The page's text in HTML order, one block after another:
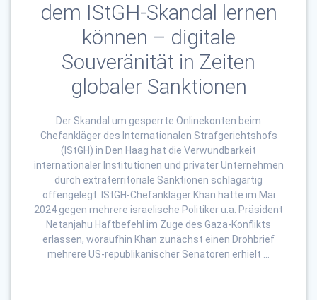
dem IStGH-Skandal lernen
können – digitale
Souveränität in Zeiten
globaler Sanktionen
Der Skandal um gesperrte Onlinekonten beim
Chefankläger des Internationalen Strafgerichtshofs
(IStGH) in Den Haag hat die Verwundbarkeit
internationaler Institutionen und privater Unternehmen
durch extraterritoriale Sanktionen schlagartig
offengelegt. IStGH-Chefankläger Khan hatte im Mai
2024 gegen mehrere israelische Politiker u.a. Präsident
Netanjahu Haftbefehl im Zuge des Gaza-Konflikts
erlassen, woraufhin Khan zunächst einen Drohbrief
mehrere US-republikanischer Senatoren erhielt …